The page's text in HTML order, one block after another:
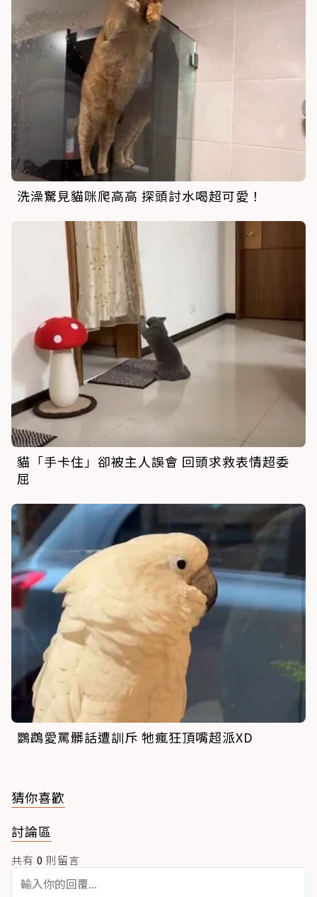
洗澡驚見貓咪爬高高 探頭討水喝超可愛！
貓「手卡住」卻被主人誤會 回頭求救表情超委
屈
鸚鵡愛罵髒話遭訓斥 牠瘋狂頂嘴超派XD
猜你喜歡
討論區
共有 0 則留言